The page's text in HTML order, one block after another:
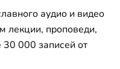
аудио и видео
лекции, проповеди,
000 записей от